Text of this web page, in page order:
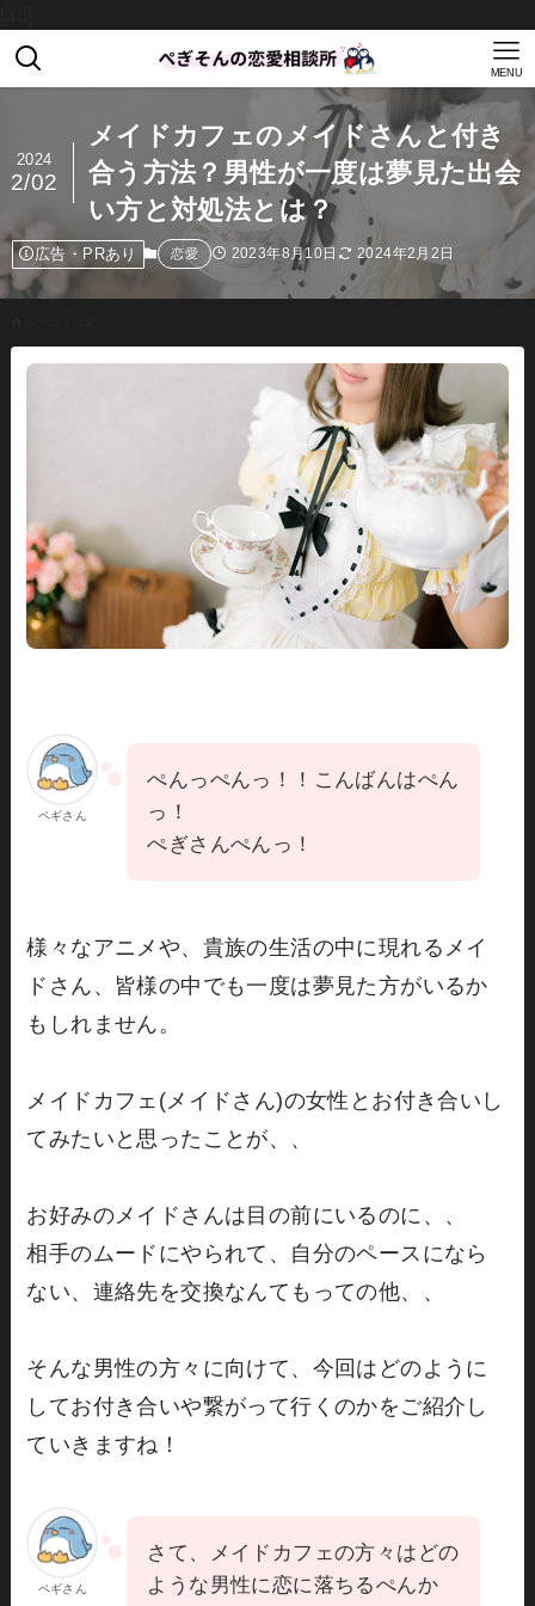
MENU
メイドカフェのメイドさんと付き
合う方法？男性が一度は夢見た出会
い方と対処法とは？
2024
2/02
広告・PRあり 恋愛 2023年8月10日 2024年2月2日
ペギさん
ぺんっぺんっ！！こんばんはぺん
っ！
ぺぎさんぺんっ！
様々なアニメや、貴族の生活の中に現れるメイ
ドさん、皆様の中でも一度は夢見た方がいるか
もしれません。
メイドカフェ(メイドさん)の女性とお付き合いし
てみたいと思ったことが、、
お好みのメイドさんは目の前にいるのに、、
相手のムードにやられて、自分のペースになら
ない、連絡先を交換なんてもっての他、、
そんな男性の方々に向けて、今回はどのように
してお付き合いや繋がって行くのかをご紹介し
ていきますね！
ペギさん
さて、メイドカフェの方々はどの
ような男性に恋に落ちるぺんか